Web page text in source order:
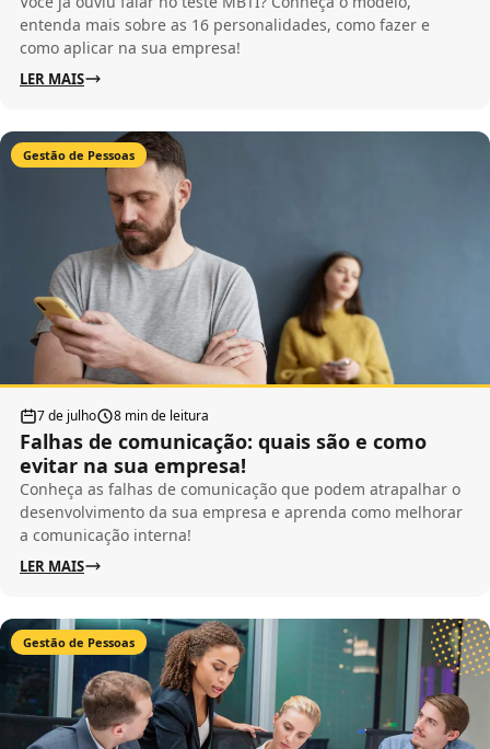
entenda mais sobre as 16 personalidades, como fazer e
como aplicar na sua empresa!
LER MAIS
Gestão de Pessoas
7 de julho 8 min de leitura
Falhas de comunicação: quais são e como
evitar na sua empresa!
Conheça as falhas de comunicação que podem atrapalhar o
desenvolvimento da sua empresa e aprenda como melhorar
a comunicação interna!
LER MAIS
Gestão de Pessoas